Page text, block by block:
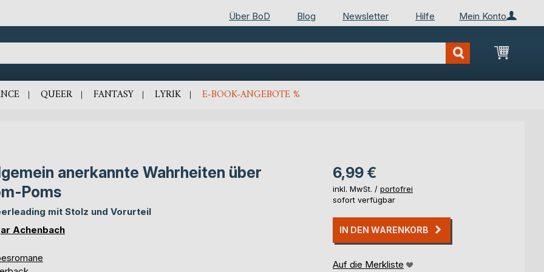
Mein Konto
Über BoD Blog Newsletter Hilfe
Mein
QUEER FANTASY LYRIK E-BOOK-ANGEBOTE %
anerkannte Wahrheiten über
Poms
mit Stolz und Vorurteil
Achenbach
6,99 €
inkl. MwSt. / portofrei
sofort verfügbar
IN DEN WARENKORB
Auf die Merkliste